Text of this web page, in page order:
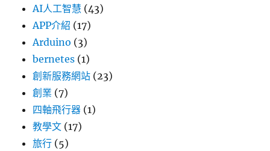
AI人工智慧 (43)
APP介紹 (17)
Arduino (3)
bernetes (1)
創新服務網站 (23)
創業 (7)
四軸飛行器 (1)
教學文 (17)
旅行 (5)